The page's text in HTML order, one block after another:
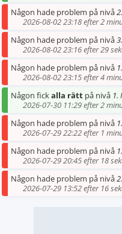
Någon hade problem på nivå
2026-08-02 23:18 efter 2
Någon hade problem på nivå
2026-08-02 23:16 efter 29
Någon hade problem på nivå
2026-08-02 23:15 efter 4
Någon fickalla rätt på nivå 1.
2026-07-30 11:29 efter 2
Någon hade problem på nivå
2026-07-29 22:22 efter 1
Någon hade problem på nivå
2026-07-29 20:45 efter 18
Någon hade problem på nivå
2026-07-29 13:52 efter 16